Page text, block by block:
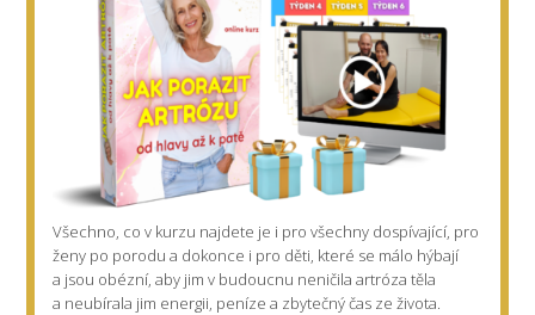
Všechno, co v kurzu najdete je i provšechny dospívající, pro
ženy po porodua dokonce i pro děti, které se málo hýbají
a jsou obézní, aby jim v budoucnu neničila artróza těla
a neubírala jim energii, peníze a zbytečný čas ze života.